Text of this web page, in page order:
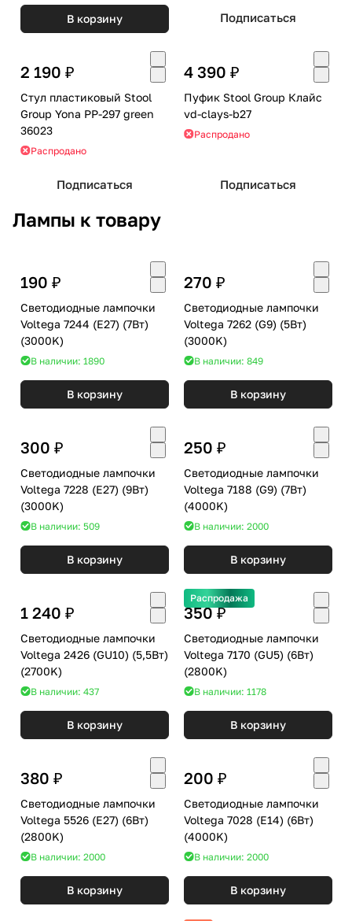
В корзину Подписаться
2 190 ₽
Стул пластиковый Stool
Group Yona PP-297 green
36023
Распродано
Подписаться
4 390 ₽
Пуфик Stool Group Клайс
vd-clays-b27
Распродано
Подписаться
Лампы к товару
190 ₽
Светодиодные лампочки
Voltega 7244 (E27) (7Вт)
(3000K)
В наличии: 1890
В корзину
270 ₽
Светодиодные лампочки
Voltega 7262 (G9) (5Вт)
(3000K)
В наличии: 849
В корзину
300 ₽
Светодиодные лампочки
Voltega 7228 (E27) (9Вт)
(3000K)
В наличии: 509
В корзину
250 ₽
Светодиодные лампочки
Voltega 7188 (G9) (7Вт)
(4000K)
В наличии: 2000
В корзину
1 240 ₽
Светодиодные лампочки
Voltega 2426 (GU10) (5,5Вт)
(2700K)
В наличии: 437
В корзину
Распродажа
350 ₽
Светодиодные лампочки
Voltega 7170 (GU5) (6Вт)
(2800K)
В наличии: 1178
В корзину
380 ₽
Светодиодные лампочки
Voltega 5526 (E27) (6Вт)
(2800K)
В наличии: 2000
В корзину
200 ₽
Светодиодные лампочки
Voltega 7028 (E14) (6Вт)
(4000K)
В наличии: 2000
В корзину